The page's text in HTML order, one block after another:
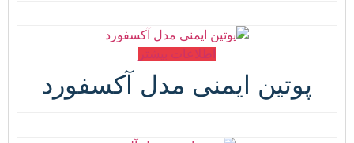
اطلاعات بیشتر
پوتین ایمنی مدل آکسفورد